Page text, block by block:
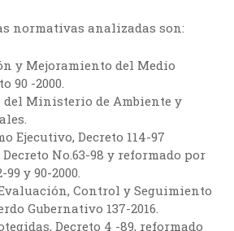
normativas analizadas son:
y Mejoramiento del Medio
90 -2000.
del Ministerio de Ambiente y
Ejecutivo, Decreto 114-97
No.63-98 y reformado por
y 90-2000.
Control y Seguimiento
Gubernativo 137-2016.
Decreto 4 -89, reformado